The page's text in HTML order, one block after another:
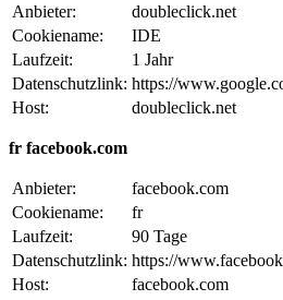
Anbieter:
doubleclick.net
Cookiename:
IDE
Laufzeit:
1 Jahr
Datenschutzlink: https://
Host:
doubleclick.net
fr facebook.com
Anbieter:
facebook.com
Cookiename:
fr
Laufzeit:
90 Tage
Datenschutzlink: https://
Host:
facebook.com